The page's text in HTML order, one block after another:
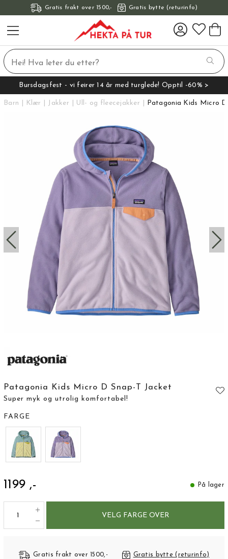
Gratis frakt over 1500,- Gratis bytte (returinfo)
Bursdagsfest - vi feirer 14 år med turglede! Opptil -60% >
Barn Klær Jakker Ull- og fleecejakker Patagonia Kids Micro
Patagonia Kids Micro D Snap-T Jacket
Super myk og utrolig komfortabel!
FARGE
1199 ,- På lager
VELG FARGE OVER
Gratis frakt over 1500,- Gratis bytte (returinfo)